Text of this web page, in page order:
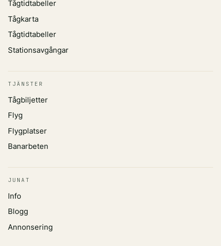
Tågtidtabeller
Tågkarta
Tågtidtabeller
Stationsavgångar
TJÄNSTER
Tågbiljetter
Flyg
Flygplatser
Banarbeten
JUNAT
Info
Blogg
Annonsering